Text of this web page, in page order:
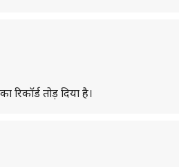
तोड़ दिया है।